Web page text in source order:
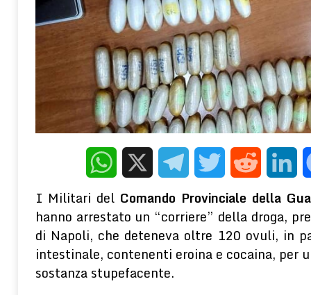
cosa rivela lo studio su “The Lancet” di Pim van Lommel
[ 8 Agosto 2026 ] L’ESTATE CHE CAMBIA L’ITALIA – Il
economia: è una delle grandi sfide industriali del futuro
PMI
[ 8 Agosto 2026 ] Le vicende storiche ed economiche nella
mezzogiorno. Gli antefatti e lo spopolamento delle campagne tra
E TERRITORIO
[ 5 Agosto 2026 ] Gli effetti depressogeni del contesto
terapeutico della PNEI
WELLNESS E PSICOLOGIA
WhatsApp
X TelegramTwitterReddit
I Militari del Comando Provinciale della
hanno arrestato un “corriere” della droga,
di Napoli, che deteneva oltre 120 ovuli, in
intestinale, contenenti eroina e cocaina, per
sostanza stupefacente.